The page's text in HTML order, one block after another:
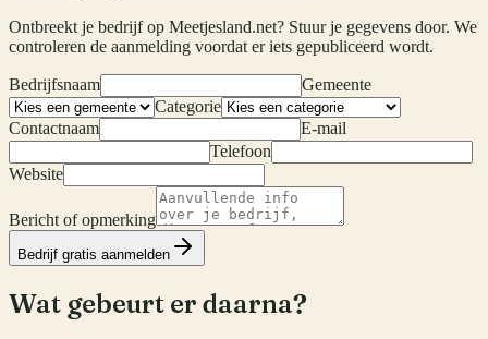
Ontbreekt je bedrijf op Meetjesland.net? Stuur je gegevens door. We
controleren de aanmelding voordat er iets gepubliceerd wordt.
Bedrijfsnaam
Gemeente
Categorie
Contactnaam
E-mail
Telefoon
Website
Bericht of opmerking
Bedrijf gratis aanmelden
Wat gebeurt er daarna?